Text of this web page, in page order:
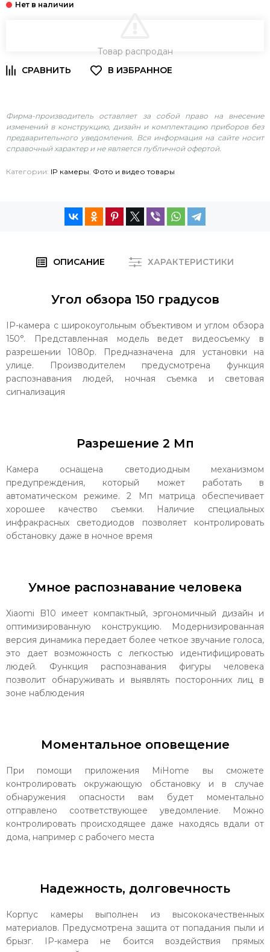
Товар распродан
Фирма-производитель оставляет за собой право на внесение
изменений в конструкцию, дизайн и комплектацию приборов без
предварительного уведомления. Вся информация на сайте носит
справочный характер и не является публичной офертой.
Категории: IP камеры, Фото и видео товары
ОПИСАНИЕ ХАРАКТЕРИСТИКИ
Угол обзора 150 градусов
IP-камера с широкоугольным объективом и углом обзора
150°. Представленная модель ведет видеосъемку в
разрешении 1080р. Предназначена для установки на
улице. Производителем предусмотрена функция
распознавания людей, ночная съемка и световая
сигнализация
Разрешение 2 Мп
Камера оснащена светодиодным механизмом
предупреждения, который может работать в
автоматическом режиме. 2 Мп матрица обеспечивает
хорошее качество съемки. Наличие специальных
инфракрасных светодиодов позволяет контролировать
обстановку даже в ночное время
Умное распознавание человека
Xiaomi B10 имеет компактный, эргономичный дизайн и
оптимизированную конструкцию. Модернизированная
версия динамика передает более четкое звучание голоса,
это дает возможность с легкостью идентифицировать
людей. Функция распознавания фигуры человека
позволит обнаруживать и выявлять посторонних лиц в
зоне наблюдения
Моментальное оповещение
При помощи приложения MiHome вы сможете
контролировать окружающую обстановку и в случае
обнаружения опасности вам будет моментально
отправлено соответствующее уведомление. Можно
контролировать происходящее даже находясь вдали от
дома, например с рабочего места
Надежность, долговечность
Корпус камеры выполнен из высококачественных
материалов. Предусмотрена защита от попадания пыли и
брызг. IP-камера не боится воздействия прямых